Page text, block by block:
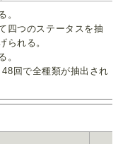
。
四つのステータスを抽
られる。
。
回で全種類が抽出され